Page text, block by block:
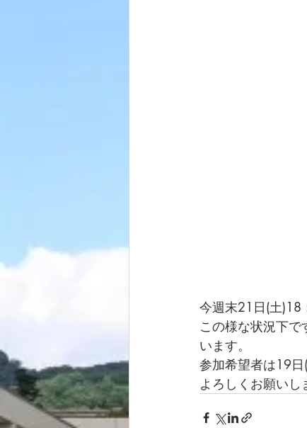
今週末21日(土)18
この様な状況下
います。
参加希望者は19日
よろしくお願いし